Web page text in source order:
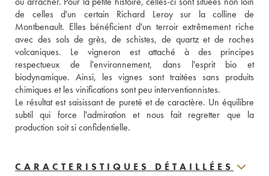
de celles d'un certain Richard Leroy sur la colline de
Montbenault. Elles bénéficient d'un terroir extrêmement riche
avec des sols de grès, de schistes, de quartz et de roches
volcaniques. Le vigneron est attaché à des principes
respectueux de l'environnement, dans l'esprit bio et
biodynamique. Ainsi, les vignes sont traitées sans produits
chimiques et les vinifications sont peu interventionnistes.
Le résultat est saisissant de pureté et de caractère. Un équilibre
subtil qui force l'admiration et nous fait regretter que la
production soit si confidentielle.
CARACTERISTIQUES DÉTAILLÉES